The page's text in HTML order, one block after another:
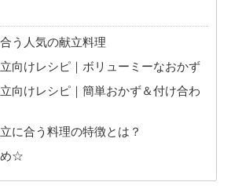
う人気の献立料理
向けレシピ｜ボリューミーなおかず
向けレシピ｜簡単おかず＆付け合わ
に合う料理の特徴とは？
め☆